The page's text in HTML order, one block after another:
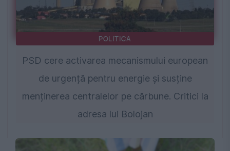
POLITICA
PSD cere activarea mecanismului european
de urgență pentru energie și susține
menținerea centralelor pe cărbune. Critici la
adresa lui Bolojan